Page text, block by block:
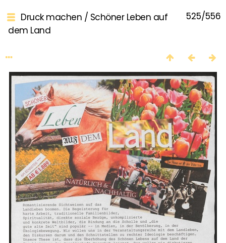
525/556
Druck machen / Schöner Leben auf
dem Land